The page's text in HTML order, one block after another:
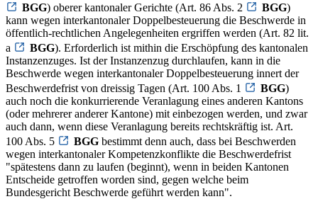
BGG) oberer kantonaler Gerichte (Art. 86 Abs. 2 BGG)
kann wegen interkantonaler Doppelbesteuerung die Beschwerde in
öffentlich-rechtlichen Angelegenheiten ergriffen werden (Art. 82 lit.
a
BGG). Erforderlich ist mithin die Erschöpfung des kantonalen
Instanzenzuges. Ist der Instanzenzug durchlaufen, kann in die
Beschwerde wegen interkantonaler Doppelbesteuerung innert der
Beschwerdefrist von dreissig Tagen (Art. 100 Abs. 1
BGG)
auch noch die konkurrierende Veranlagung eines anderen Kantons
(oder mehrerer anderer Kantone) mit einbezogen werden, und zwar
auch dann, wenn diese Veranlagung bereits rechtskräftig ist. Art.
100 Abs. 5
BGG bestimmt denn auch, dass bei Beschwerden
wegen interkantonaler Kompetenzkonflikte die Beschwerdefrist
"spätestens dann zu laufen (beginnt), wenn in beiden Kantonen
Entscheide getroffen worden sind, gegen welche beim
Bundesgericht Beschwerde geführt werden kann".